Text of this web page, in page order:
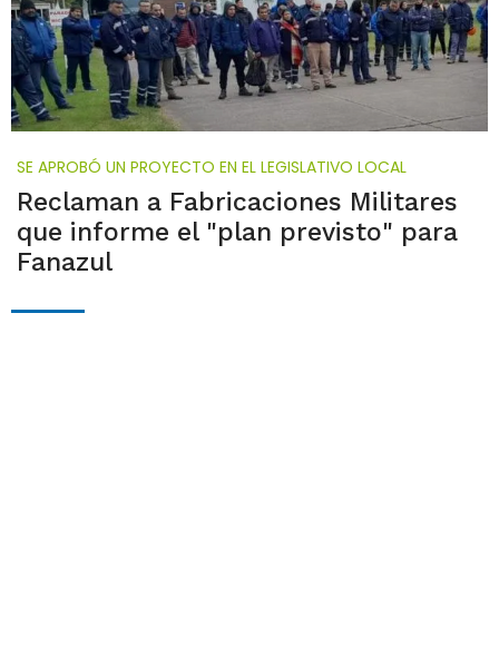
SE APROBÓ UN PROYECTO EN EL LEGISLATIVO LOCAL
Reclaman a Fabricaciones Militares
que informe el "plan previsto" para
Fanazul